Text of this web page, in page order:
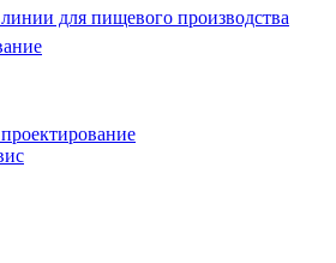
для пищевого производства